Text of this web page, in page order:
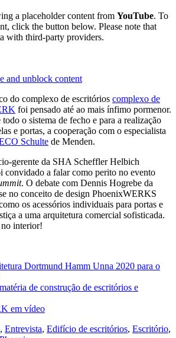
a placeholder content from YouTube. To
click the button below. Please note that
with third-party providers.
and unblock content
do complexo de escritórios complexo de
foi pensado até ao mais ínfimo pormenor.
o sistema de fecho e para a realização
e portas, a cooperação com o especialista
Schulte de Menden.
gerente da SHA Scheffler Helbich
a falar como perito no evento
. O debate com Dennis Hogrebe da
no conceito de design PhoenixWERKS
os acessórios individuais para portas e
a uma arquitetura comercial sofisticada.
interior!
Dortmund Hamm Unna 2020 para o
de construção de escritórios e
em vídeo
, Entrevista, Edifício de escritórios, Escritório,